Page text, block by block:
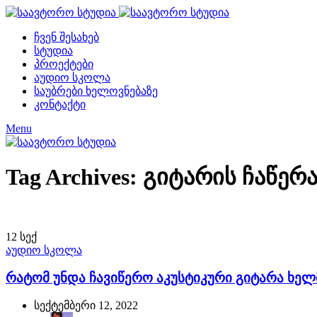
ჩვენ შესახებ
სტუდია
პროექტები
აუდიო სკოლა
საუბრები ხელოვნებაზე
კონტაქტი
Menu
Tag Archives: გიტარის ჩაწერა
12 სექ
აუდიო სკოლა
რატომ უნდა ჩავიწერო აკუსტიკური გიტარა
სექტემბერი 12, 2022